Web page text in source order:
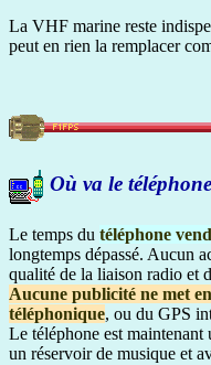
La VHF marine reste
peut en rien la remplacer
Où va le
Le temps du téléphone
longtemps dépassé. Aucun
qualité de la liaison radio et
Aucune publicité ne met
téléphonique, ou du GPS
Le téléphone est
un réservoir de musique et